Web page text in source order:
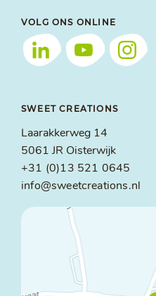
VOLG ONS ONLINE
SWEET CREATIONS
Laarakkerweg 14
5061 JR Oisterwijk
+31 (0)13 521 0645
info@sweetcreations.nl